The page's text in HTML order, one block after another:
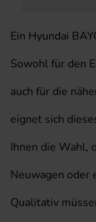
Ein Hyundai
Sowohl für den
auch für die
eignet sich
Ihnen die Wahl,
Neuwagen oder
Qualitativ